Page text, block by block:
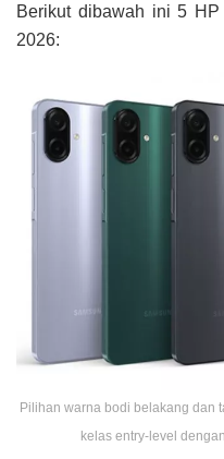
Berikut dibawah ini 5
2026:
Pilihan warna bodi belakang dan
kelas entry-level